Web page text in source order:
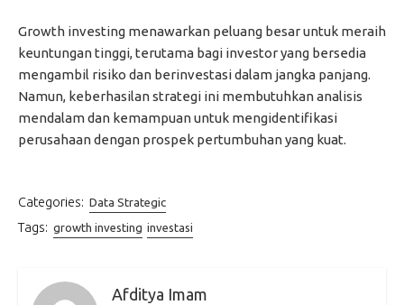
Growth investing menawarkan peluang besar untuk meraih
keuntungan tinggi, terutama bagi investor yang bersedia
mengambil risiko dan berinvestasi dalam jangka panjang.
Namun, keberhasilan strategi ini membutuhkan analisis
mendalam dan kemampuan untuk mengidentifikasi
perusahaan dengan prospek pertumbuhan yang kuat.
Categories: Data Strategic
Tags: growth investing investasi
Afditya Imam